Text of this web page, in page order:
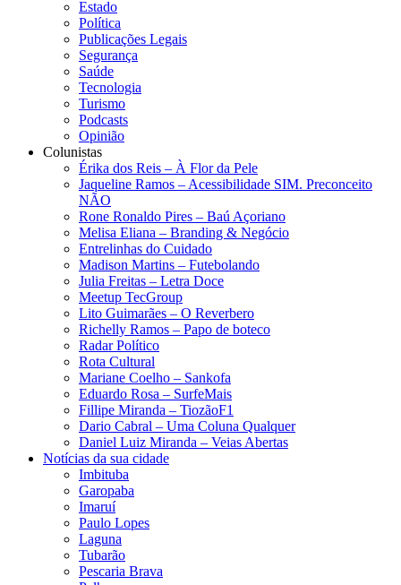
Estado
Política
Publicações Legais
Segurança
Saúde
Tecnologia
Turismo
Podcasts
Opinião
Colunistas
Érika dos Reis​ – À Flor da Pele
Jaqueline Ramos – Acessibilidade SIM. Preconceito
NÃO
Rone Ronaldo Pires – Baú Açoriano
Melisa Eliana – Branding & Negócio
Entrelinhas do Cuidado
Madison Martins – Futebolando
Julia Freitas​ – Letra Doce
Meetup TecGroup
Lito Guimarães – O Reverbero
Richelly Ramos​ – Papo de boteco
Radar Político
Rota Cultural
Mariane Coelho – Sankofa
Eduardo Rosa​ – SurfeMais
Fillipe Miranda – TiozãoF1
Dario Cabral – Uma Coluna Qualquer
Daniel Luiz Miranda – Veias Abertas
Notícias da sua cidade
Imbituba
Garopaba
Imaruí
Paulo Lopes
Laguna
Tubarão
Pescaria Brava